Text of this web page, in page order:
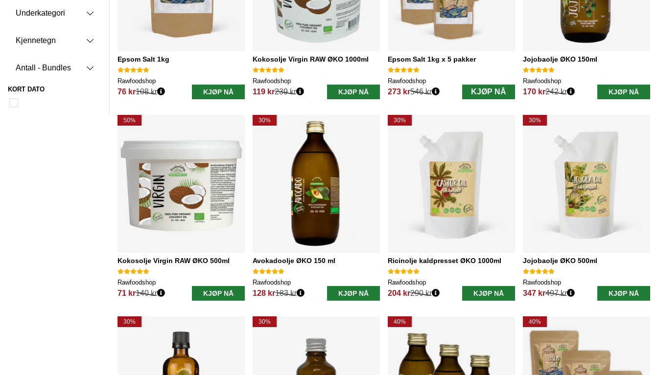
Underkategori
Kjennetegn
Antall - Bundles
KORT DATO
Epsom Salt 1kg
Rawfoodshop
76 kr
Vanlig pris:
108 kr KJØP NÅ
Kokosolje Virgin RAW ØKO 1000ml
Rawfoodshop
119 kr
Vanlig pris:
239 kr KJØP NÅ
Epsom Salt 1kg x 5 pakker
Rawfoodshop
273 kr
Vanlig pris:
546 kr KJØP NÅ
Jojobaolje ØKO 150ml
Rawfoodshop
170 kr
Vanlig pris:
242 kr KJØP NÅ
50%
Kokosolje Virgin RAW ØKO 500ml
Rawfoodshop
71 kr
Vanlig pris:
140 kr KJØP NÅ
30%
Avokadoolje ØKO 150 ml
Rawfoodshop
128 kr
Vanlig pris:
183 kr KJØP NÅ
30%
Ricinolje kaldpresset ØKO 1000ml
Rawfoodshop
204 kr
Vanlig pris:
290 kr KJØP NÅ
30%
Jojobaolje ØKO 500ml
Rawfoodshop
347 kr
Vanlig pris:
497 kr KJØP NÅ
30% 30% 40% 40%